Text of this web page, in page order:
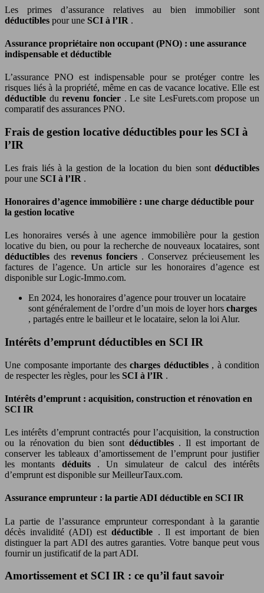
Les primes d’assurance relatives au bien immobilier sont
déductibles pour une SCI à l’IR .
Assurance propriétaire non occupant (PNO) : une assurance
indispensable et déductible
L’assurance PNO est indispensable pour se protéger contre les
risques liés à la propriété, même en cas de vacance locative. Elle est
déductible durevenu foncier . Le site LesFurets.com propose un
comparatif des assurances PNO.
Frais de gestion locative déductibles pour les SCI à
l’IR
Les frais liés à la gestion de la location du bien sont déductibles
pour une SCI à l’IR .
Honoraires d’agence immobilière : une charge déductible pour
la gestion locative
Les honoraires versés à une agence immobilière pour la gestion
locative du bien, ou pour la recherche de nouveaux locataires, sont
déductiblesdes revenus fonciers . Conservez précieusement les
factures de l’agence. Un article sur les honoraires d’agence est
disponible sur Logic-Immo.com.
En 2024, les honoraires d’agence pour trouver un locataire
sont généralement de l’ordre d’un mois de loyer hors charges
, partagés entre le bailleur et le locataire, selon la loi Alur.
Intérêts d’emprunt déductibles en SCI IR
Une composante importante des charges déductibles , à condition
de respecter les règles, pour les SCI à l’IR .
Intérêts d’emprunt : acquisition, construction et rénovation en
SCI IR
Les intérêts d’emprunt contractés pour l’acquisition, la construction
ou la rénovation du bien sont déductibles . Il est important de
conserver les tableaux d’amortissement de l’emprunt pour justifier
les montants déduits . Un simulateur de calcul des intérêts
d’emprunt est disponible sur MeilleurTaux.com.
Assurance emprunteur : la partie ADI déductible en SCI IR
La partie de l’assurance emprunteur correspondant à la garantie
décès invalidité (ADI) estdéductible . Il est important de bien
distinguer la part ADI des autres garanties. Votre banque peut vous
fournir un justificatif de la part ADI.
Amortissement et SCI IR : ce qu’il faut savoir